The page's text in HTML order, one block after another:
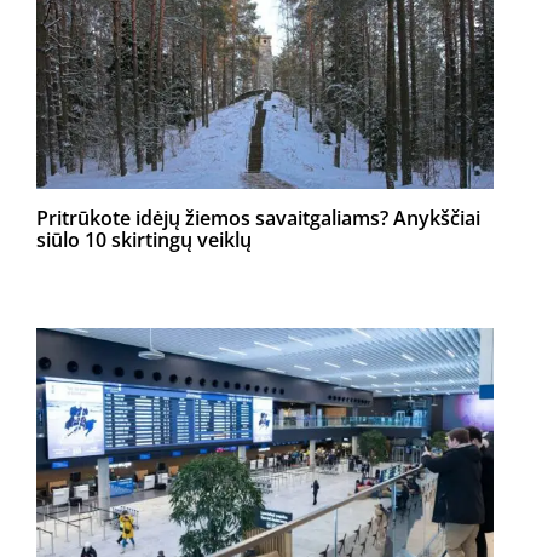
Pritrūkote idėjų žiemos savaitgaliams? Anykščiai
siūlo 10 skirtingų veiklų